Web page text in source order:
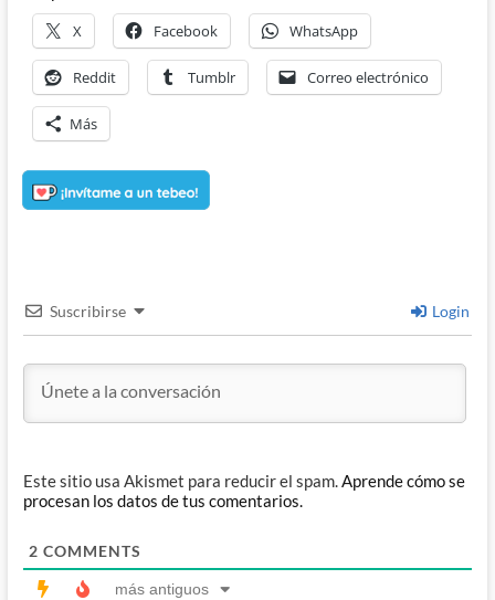
X Facebook WhatsApp
Reddit Tumblr Correo electrónico
Más
Suscribirse Login
Este sitio usa Akismet para reducir el spam.Aprende cómo se
procesan los datos de tus comentarios.
2 COMMENTS
más antiguos